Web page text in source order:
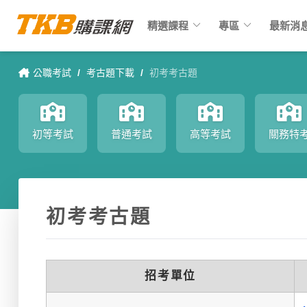
公職考試 / 考古題下載 / 初考考古題
初等考試 普通考試 高等考試 關務特
初考考古題
招考單位
精選課程 keyboard_arrow_down 專區 keyboard_arrow_down 最新消